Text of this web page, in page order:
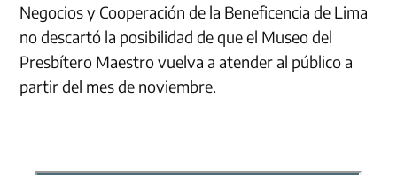
Negocios y Cooperación de la Beneficencia de Lima
no descartó la posibilidad de que el Museo del
Presbítero Maestro vuelva a atender al público a
partir del mes de noviembre.